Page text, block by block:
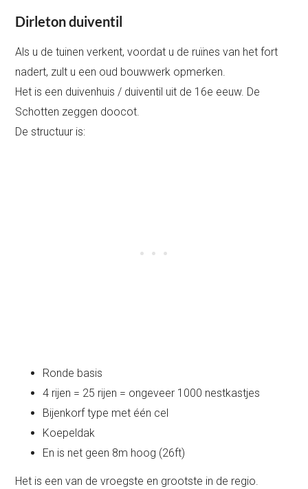
Dirleton duiventil
Als u de tuinen verkent, voordat u de ruïnes van het fort
nadert, zult u een oud bouwwerk opmerken.
Het is een duivenhuis / duiventil uit de 16e eeuw. De
Schotten zeggen doocot.
De structuur is:
Ronde basis
4 rijen = 25 rijen = ongeveer 1000 nestkastjes
Bijenkorf type met één cel
Koepeldak
En is net geen 8m hoog (26ft)
Het is een van de vroegste en grootste in de regio.